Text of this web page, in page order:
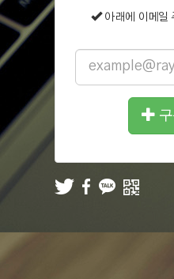
아래에 이메일
구